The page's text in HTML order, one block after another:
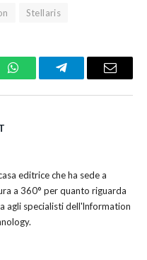
Stellaris
WhatsAppTelegramEmail
editrice che ha sede a
a 360° per quanto riguarda
agli specialisti dell'lnformation